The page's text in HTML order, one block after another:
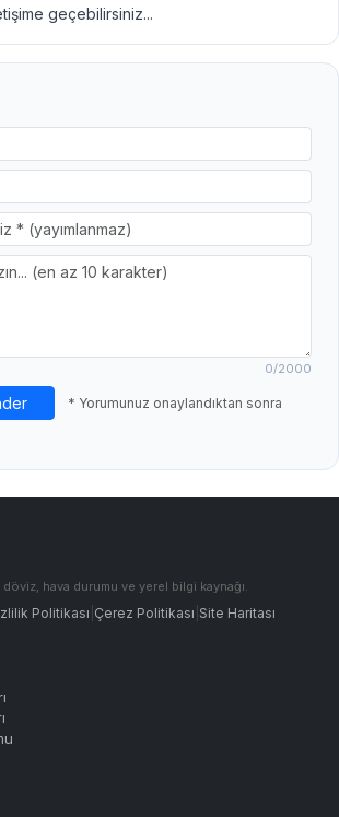
geçebilirsiniz...
0/2000
* Yorumunuz onaylandıktan sonra
döviz, hava durumu ve yerel bilgi kaynağı.
Politikası Çerez Politikası Site Haritası